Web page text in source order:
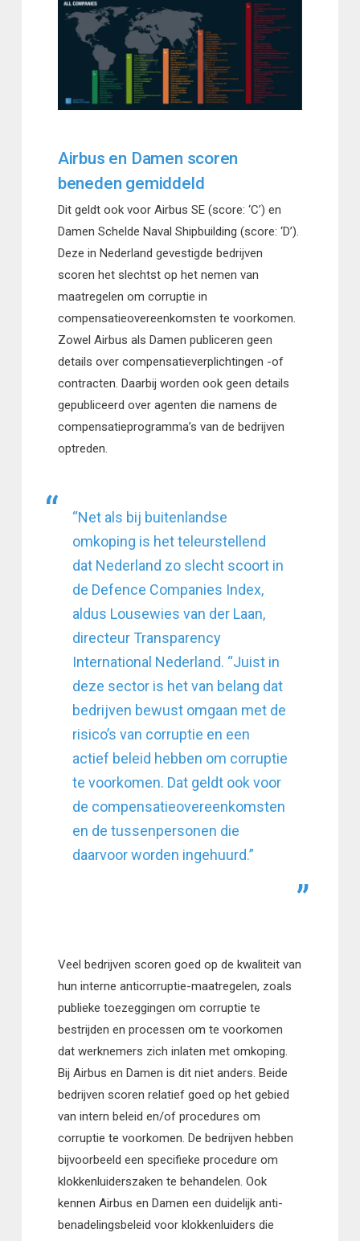
Airbus en Damen scoren
beneden gemiddeld
Dit geldt ook voor Airbus SE (score: ‘C’) en
Damen Schelde Naval Shipbuilding (score: ‘D’).
Deze in Nederland gevestigde bedrijven
scoren het slechtst op het nemen van
maatregelen om corruptie in
compensatieovereenkomsten te voorkomen.
Zowel Airbus als Damen publiceren geen
details over compensatieverplichtingen -of
contracten. Daarbij worden ook geen details
gepubliceerd over agenten die namens de
compensatieprogramma’s van de bedrijven
optreden.
“Net als bij buitenlandse
omkoping is het teleurstellend
dat Nederland zo slecht scoort in
de Defence Companies Index,
aldus Lousewies van der Laan,
directeur Transparency
International Nederland. “Juist in
deze sector is het van belang dat
bedrijven bewust omgaan met de
risico’s van corruptie en een
actief beleid hebben om corruptie
te voorkomen. Dat geldt ook voor
de compensatieovereenkomsten
en de tussenpersonen die
daarvoor worden ingehuurd.”
Veel bedrijven scoren goed op de kwaliteit van
hun interne anticorruptie-maatregelen, zoals
publieke toezeggingen om corruptie te
bestrijden en processen om te voorkomen
dat werknemers zich inlaten met omkoping.
Bij Airbus en Damen is dit niet anders. Beide
bedrijven scoren relatief goed op het gebied
van intern beleid en/of procedures om
corruptie te voorkomen. De bedrijven hebben
bijvoorbeeld een specifieke procedure om
klokkenluiderszaken te behandelen. Ook
kennen Airbus en Damen een duidelijk anti-
benadelingsbeleid voor klokkenluiders die